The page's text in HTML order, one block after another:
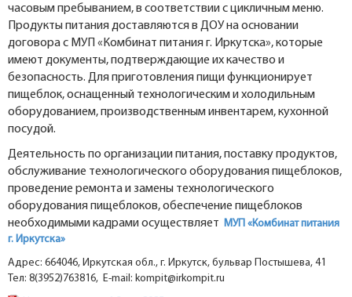
часовым пребыванием, в соответствии с цикличным меню.
Продукты питания доставляются в ДОУ на основании
договора с МУП «Комбинат питания г. Иркутска», которые
имеют документы, подтверждающие их качество и
безопасность. Для приготовления пищи функционирует
пищеблок, оснащенный технологическим и холодильным
оборудованием, производственным инвентарем, кухонной
посудой.
Деятельность по организации питания, поставку продуктов,
обслуживание технологического оборудования пищеблоков,
проведение ремонта и замены технологического
оборудования пищеблоков, обеспечение пищеблоков
необходимыми кадрами осуществляет МУП «Комбинат питания
г. Иркутска»
Адрес: 664046, Иркутская обл., г. Иркутск, бульвар Постышева, 41
Тел: 8(3952)763816, E-mail: kompit@irkompit.ru